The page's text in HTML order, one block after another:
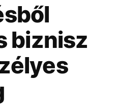
DESIGN
ARCOK
TÖRTÉNETEK
biznisz